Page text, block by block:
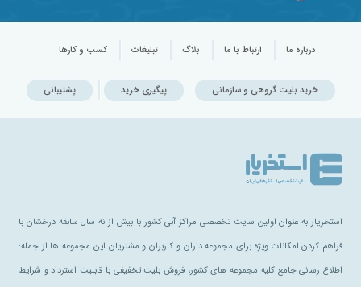
درباره ما ارتباط با ما بلاگ تبلیغات کسب و کارها
خرید بلیت گروهی و سازمانی پیگیری خرید پشتیبانی
استخریار به عنوان اولین سایت تخصصی مراکز آبی کشور با بیش از نه سال سابقه درخشان با
فراهم کردن امکانات ویژه برای مجموعه داران و کاربران و مشتریان این مجموعه ها از جمله:
اطلاع رسانی جامع کلیه مجموعه های کشور، فروش بلیت تخفیفی با قابلیت استرداد و شرایط